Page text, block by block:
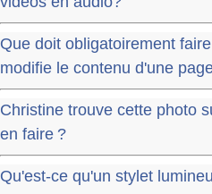
Que doit obligatoirement
modifie le contenu d'une
Christine trouve cette photo
en faire ?
Qu'est-ce qu'un stylet